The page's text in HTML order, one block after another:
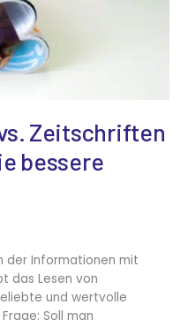
Zeitschriften
bessere
der Informationen mit
das Lesen von
und wertvolle
Soll man